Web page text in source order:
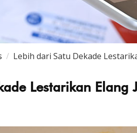
Lebih dari Satu Dekade
Lestarikan Elang